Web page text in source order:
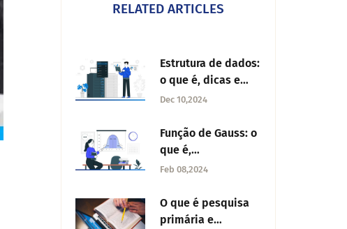
RELATED ARTICLES
Estrutura de dados:
o que é, dicas e
boas práticas
Dec 10,2024
Função de Gauss: o
que é,
características e
Feb 08,2024
O que é pesquisa
primária e